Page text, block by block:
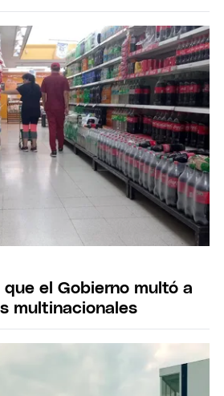
el Gobierno multó a
multinacionales